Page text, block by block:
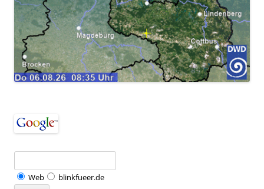
Web blinkfueer.de